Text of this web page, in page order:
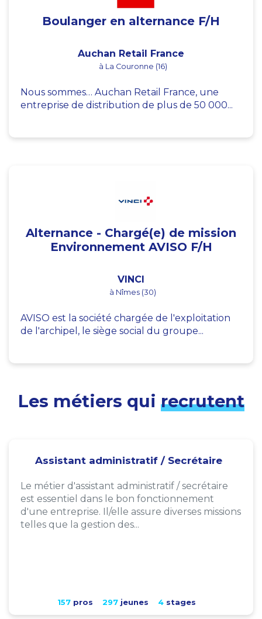
Boulanger en alternance F/H
Auchan Retail France
à La Couronne (16)
Nous sommes… Auchan Retail France, une
entreprise de distribution de plus de 50 000...
Alternance - Chargé(e) de mission
Environnement AVISO F/H
VINCI
à Nîmes (30)
AVISO est la société chargée de l'exploitation
de l'archipel, le siège social du groupe...
Les métiers qui recrutent
Assistant administratif / Secrétaire
Le métier d'assistant administratif / secrétaire
est essentiel dans le bon fonctionnement
d'une entreprise. Il/elle assure diverses missions
telles que la gestion des...
157pros 297jeunes 4stages